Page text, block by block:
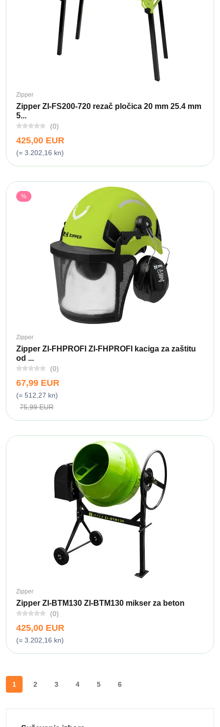
Zipper
Zipper ZI-FS200-720 rezač pločica 20 mm 25.4 mm
5...
(0)
425,00 EUR
(= 3.202,16 kn)
%
Zipper
Zipper ZI-FHPROFI ZI-FHPROFI kaciga za zaštitu
od ...
(0)
67,99 EUR
(= 512,27 kn)
75,99 EUR
Zipper
Zipper ZI-BTM130 ZI-BTM130 mikser za beton
(0)
425,00 EUR
(= 3.202,16 kn)
1 2 3 4 5 6